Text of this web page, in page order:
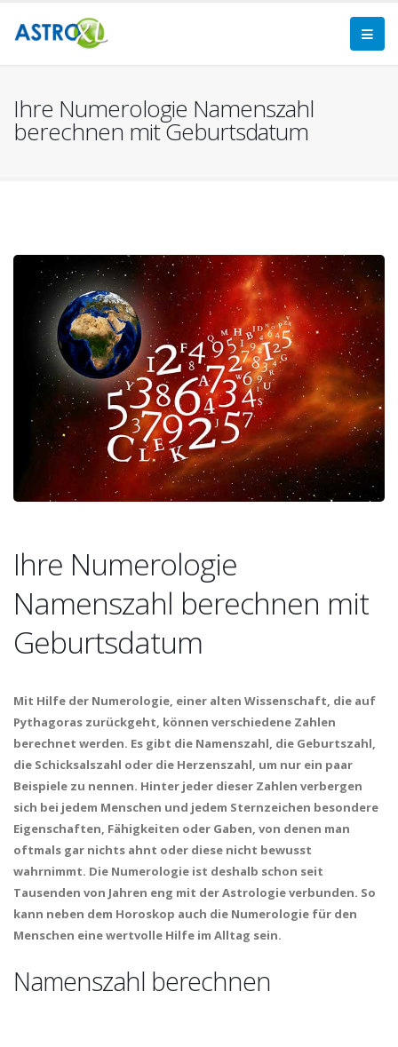
Ihre Numerologie Namenszahl
berechnen mit Geburtsdatum
Ihre Numerologie
Namenszahl berechnen mit
Geburtsdatum
Mit Hilfe der Numerologie, einer alten Wissenschaft, die auf
Pythagoras zurückgeht, können verschiedene Zahlen
berechnet werden. Es gibt die Namenszahl, die Geburtszahl,
die Schicksalszahl oder die Herzenszahl, um nur ein paar
Beispiele zu nennen. Hinter jeder dieser Zahlen verbergen
sich bei jedem Menschen und jedem Sternzeichen besondere
Eigenschaften, Fähigkeiten oder Gaben, von denen man
oftmals gar nichts ahnt oder diese nicht bewusst
wahrnimmt. Die Numerologie ist deshalb schon seit
Tausenden von Jahren eng mit der Astrologie verbunden. So
kann neben dem Horoskop auch die Numerologie für den
Menschen eine wertvolle Hilfe im Alltag sein.
Namenszahl berechnen